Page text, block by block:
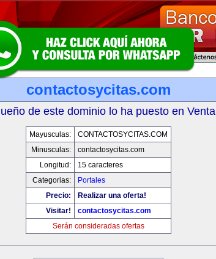
contactosycitas.com
de este dominio lo ha puesto en Venta
Mayusculas:
CONTACTOSYCITAS.COM
Minusculas:
contactosycitas.com
Longitud:
15 caracteres
Categorias:
Portales
Precio:
Realizar una oferta!
Visitar!
contactosycitas.com
Serán consideradas ofertas